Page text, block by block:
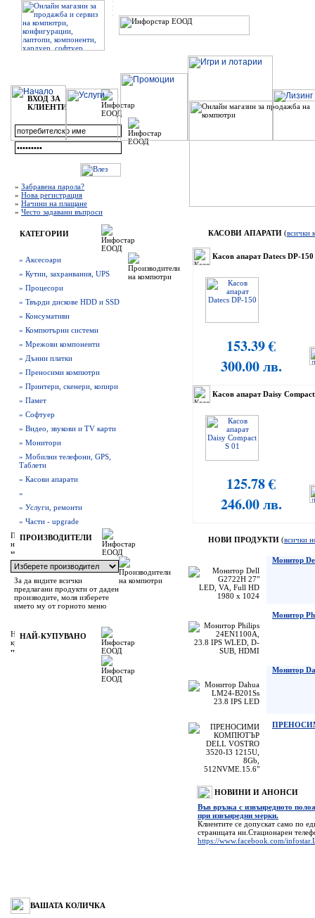
ВХОД ЗА
КЛИЕНТИ
» Забравена парола?
» Нова регистрация
» Начини на плащане
» Често задавани въпроси
КАТЕГОРИИ
» Аксесоари
» Кутии, захранвания, UPS
» Процесори
» Твърди дискове HDD и SSD
» Консумативи
» Компютърни системи
» Мрежови компоненти
» Дънни платки
» Преносими компютри
» Принтери, скенери, копири
» Памет
» Софтуер
» Видео, звукови и TV карти
» Монитори
» Мобилни телефони, GPS,
Таблети
» Касови апарати
»
» Услуги, ремонти
» Части - upgrade
ПРОИЗВОДИТЕЛИ
За да видите всички
предлагани продукти от даден
производите, моля изберете
името му от горното меню
НАЙ-КУПУВАНО
КАСОВИ АПАРАТИ (всички
Касов апарат Datecs DP-150
153.39 €
300.00 лв.
Касов апарат Daisy
125.78 €
246.00 лв.
НОВИ ПРОДУКТИ (всички
Монитор
Монитор
Монитор
НОВИНИ И АНОНСИ
Във връзка с извънредното
при извънредни мерки.
Клиентите се допускат само по
страницата ни.Стационарен
https://www.facebook.com/
ВАШАТА КОЛИЧКА